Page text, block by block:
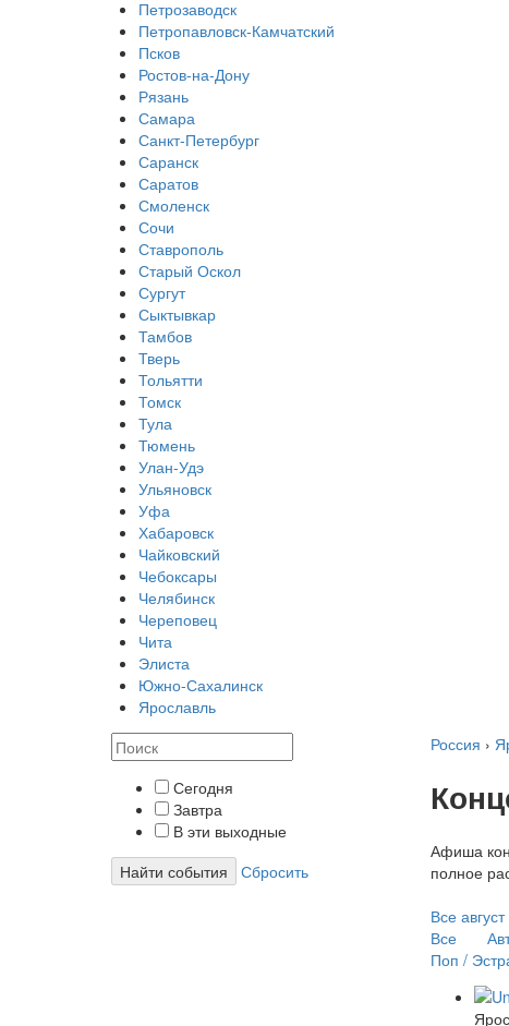
Петрозаводск
Петропавловск-Камчатский
Псков
Ростов-на-Дону
Рязань
Самара
Санкт-Петербург
Саранск
Саратов
Смоленск
Сочи
Ставрополь
Старый Оскол
Сургут
Сыктывкар
Тамбов
Тверь
Тольятти
Томск
Тула
Тюмень
Улан-Удэ
Ульяновск
Уфа
Хабаровск
Чайковский
Чебоксары
Челябинск
Череповец
Чита
Элиста
Южно-Сахалинск
Ярославль
Сегодня
Завтра
В эти выходные
Найти события
Сбросить
Россия ›
Афиша
полное
Все август
Все
Поп /